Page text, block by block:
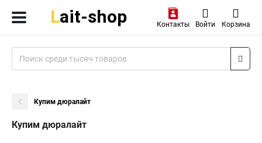
Контакты Войти Корзина
Купим дюралайт
Купим дюралайт